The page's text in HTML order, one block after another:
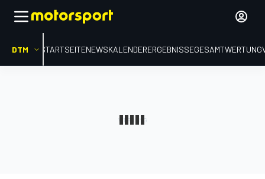
DTM STARTSEITENEWSKALENDERERGEBNISSEGESAMTWERTUNG